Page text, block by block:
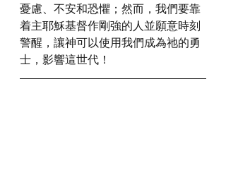
憂慮、不安和恐懼；然而，我們要靠
着主耶穌基督作剛強的人並願意時刻
警醒，讓神可以使用我們成為祂的勇
士，影響這世代！